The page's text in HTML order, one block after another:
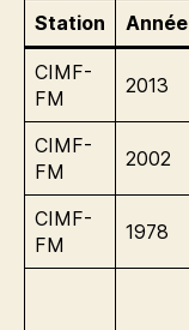
Station Année
CIMF-
FM
2013
CIMF-
FM
2002
CIMF-
FM
1978